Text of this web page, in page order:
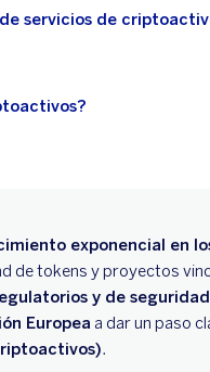
servicios de
exponencial en
de tokens y proyectos
y de
Europea a dar un paso
.